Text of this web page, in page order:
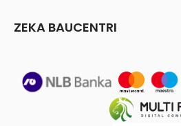
ZEKA BAUCENTRI